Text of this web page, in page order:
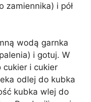
zamiennika) i pół
wodą garnka
i gotuj. W
cukier i cukier
odlej do kubka
kubka wlej do